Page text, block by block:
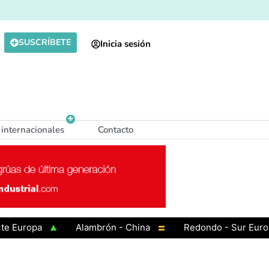
SUSCRÍBETE Inicia sesión
Contacto
Alambrón - China Redondo - Sur Europa